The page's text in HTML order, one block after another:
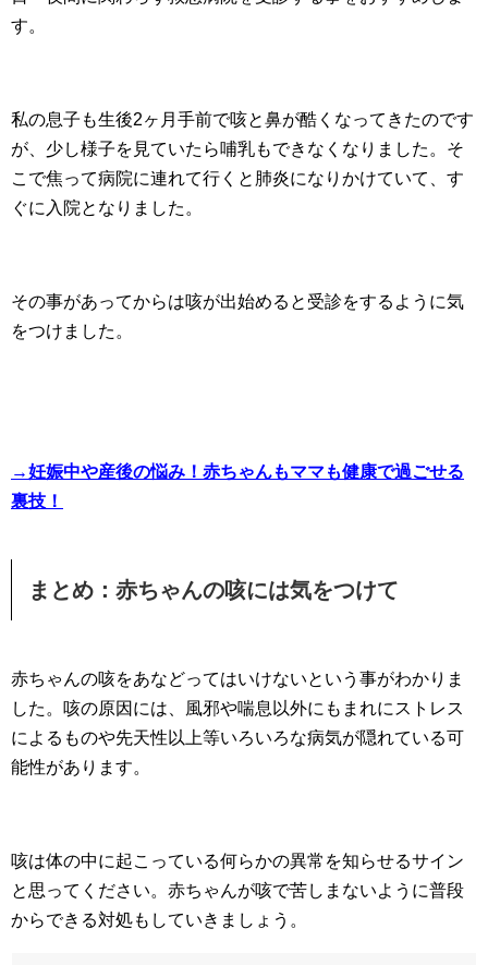
す。
私の息子も生後2ヶ月手前で咳と鼻が酷くなってきたのです
が、少し様子を見ていたら哺乳もできなくなりました。そ
こで焦って病院に連れて行くと肺炎になりかけていて、す
ぐに入院となりました。
その事があってからは咳が出始めると受診をするように気
をつけました。
→妊娠中や産後の悩み！赤ちゃんもママも健康で過ごせる
裏技！
まとめ：赤ちゃんの咳には気をつけて
赤ちゃんの咳をあなどってはいけないという事がわかりま
した。咳の原因には、風邪や喘息以外にもまれにストレス
によるものや先天性以上等いろいろな病気が隠れている可
能性があります。
咳は体の中に起こっている何らかの異常を知らせるサイン
と思ってください。赤ちゃんが咳で苦しまないように普段
からできる対処もしていきましょう。